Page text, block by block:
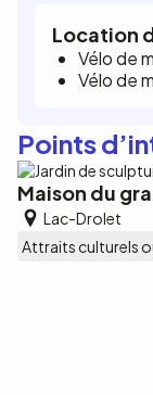
Location
Vélo de
Vélo de
Points
Maison du
Lac-Drolet
Attraits culturels